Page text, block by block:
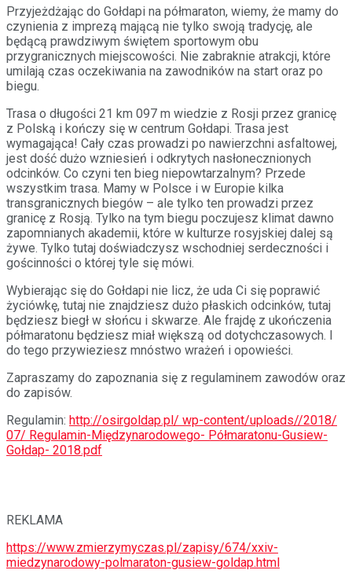
Przyjeżdżając do Gołdapi na półmaraton, wiemy, że mamy do
czynienia z imprezą mającą nie tylko swoją tradycję, ale
będącą prawdziwym świętem sportowym obu
przygranicznych miejscowości. Nie zabraknie atrakcji, które
umilają czas oczekiwania na zawodników na start oraz po
biegu.
Trasa o długości 21 km 097 m wiedzie z Rosji przez granicę
z Polską i kończy się w centrum Gołdapi. Trasa jest
wymagająca! Cały czas prowadzi po nawierzchni asfaltowej,
jest dość dużo wzniesień i odkrytych nasłonecznionych
odcinków. Co czyni ten bieg niepowtarzalnym? Przede
wszystkim trasa. Mamy w Polsce i w Europie kilka
transgranicznych biegów – ale tylko ten prowadzi przez
granicę z Rosją. Tylko na tym biegu poczujesz klimat dawno
zapomnianych akademii, które w kulturze rosyjskiej dalej są
żywe. Tylko tutaj doświadczysz wschodniej serdeczności i
gościnności o której tyle się mówi.
Wybierając się do Gołdapi nie licz, że uda Ci się poprawić
życiówkę, tutaj nie znajdziesz dużo płaskich odcinków, tutaj
będziesz biegł w słońcu i skwarze. Ale frajdę z ukończenia
półmaratonu będziesz miał większą od dotychczasowych. I
do tego przywieziesz mnóstwo wrażeń i opowieści.
Zapraszamy do zapoznania się z regulaminem zawodów oraz
do zapisów.
Regulamin: http://osirgoldap.pl/ wp-content/uploads//2018/
07/ Regulamin-Międzynarodowego- Półmaratonu-Gusiew-
Gołdap- 2018.pdf
REKLAMA
https://www.zmierzymyczas.pl/zapisy/674/xxiv-
miedzynarodowy-polmaraton-gusiew-goldap.html